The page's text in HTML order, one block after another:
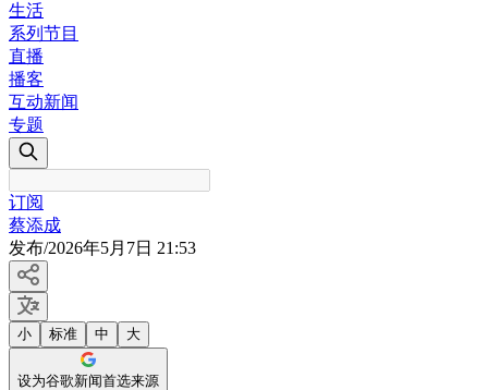
生活
系列节目
直播
播客
互动新闻
专题
订阅
蔡添成
发布/2026年5月7日 21:53
小 标准 中 大
设为谷歌新闻首选来源